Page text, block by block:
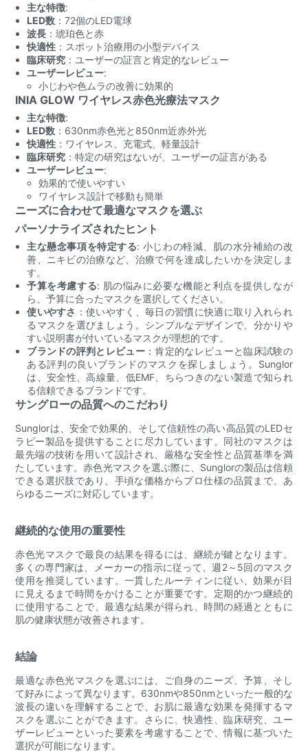
主な特徴:
LED数 ：72個のLED電球
波長 ：琥珀色と赤
快適性 ：スポット治療用の小型デバイス
臨床研究 ：ユーザーの証言と肯定的なレビュー
ユーザーレビュー:
小じわや色ムラの改善に効果的
INIA GLOW ワイヤレス赤色光療法マスク
主な特徴:
LED数 ：630nm赤色光と850nm近赤外光
快適性 ：ワイヤレス、充電式、軽量設計
臨床研究 ：特定の研究はないが、ユーザーの証言がある
ユーザーレビュー:
効果的で使いやすい
ワイヤレス設計で移動も簡単
ニーズに合わせて最適なマスクを選ぶ
パーソナライズされたヒント
主な懸念事項を特定する: 小じわの軽減、肌の水分補給の改
善、ニキビの治療など、治療で何を達成したいかを決定しま
す。
予算を考慮する: 肌の悩みに必要な機能と利点を提供しなが
ら、予算に合ったマスクを選択してください。
使いやすさ ：使いやすく、毎日の習慣に快適に取り入れられ
るマスクを選びましょう。シンプルなデザインで、分かりや
すい説明書が付いているマスクが理想的です。
ブランドの評判とレビュー ：肯定的なレビューと臨床試験の
ある評判の良いブランドのマスクを探しましょう。Sunglor
は、安全性、高線量、低EMF、ちらつきのない製造で知られ
る信頼できるブランドです。
サングローの品質へのこだわり
Sunglorは、安全で効果的、そして信頼性の高い高品質のLEDセ
ラピー製品を提供することに尽力しています。同社のマスクは
最先端の技術を用いて設計され、厳格な安全性と品質基準を満
たしています。赤色光マスクを選ぶ際に、Sunglorの製品は信頼
できる選択肢であり、手頃な価格からプロ仕様の品質まで、あ
らゆるニーズに対応しています。
継続的な使用の重要性
赤色光マスクで最良の結果を得るには、継続が鍵となります。
多くの専門家は、メーカーの指示に従って、週2～5回のマスク
使用を推奨しています。一貫したルーティンに従い、効果が目
に見えるまで時間をかけることが重要です。定期的かつ継続的
に使用することで、最適な結果が得られ、時間の経過とともに
肌の健康状態が改善されます。
結論
最適な赤色光マスクを選ぶには、ご自身のニーズ、予算、そし
て好みによって異なります。630nmや850nmといった一般的な
波長の違いを理解することで、お肌に最適な効果を発揮するマ
スクを選ぶことができます。さらに、快適性、臨床研究、ユー
ザーレビューといった要素を考慮することで、情報に基づいた
選択が可能になります。